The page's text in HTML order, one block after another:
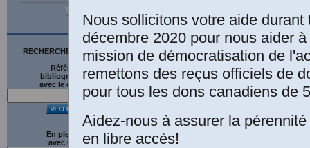
RECHERCHE SUR LE SITE
Références
bibliographiques
avec le catalogue
En plein texte
avec G gle
(celles)
(2014-
Sciences
de
(UEH).
Mémoire
Nous sollicitons votre aide durant
décembre 2020 pour nous aider
mission de démocratisation de
remettons des reçus officiels de
pour tous les dons canadiens de
Aidez-nous à assurer la
en libre accès!